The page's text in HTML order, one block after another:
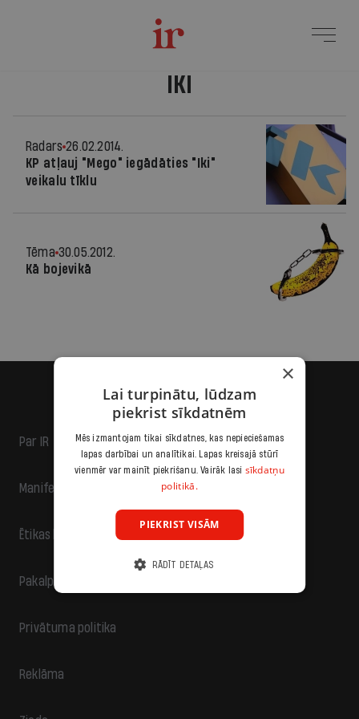
IKI
Radars 26.02.2014.
KP atļauj "Mego" iegādāties "Iki"
veikalu tīklu
Tēma 30.05.2012.
Kā bojevikā
Par IR
Manifests
Ētikas kodekss
Pakalpojumu sniegšanas noteikumi
Privātuma politika
Reklāma
×
Lai turpinātu, lūdzam
piekrist sīkdatnēm
Mēs izmantojam tikai sīkdatnes, kas nepieciešamas
lapas darbībai un analītikai. Lapas kreisajā stūrī
vienmēr var mainīt piekrišanu. Vairāk lasi sīkdatņu
politikā.
PIEKRIST VISĀM
RĀDĪT DETAĻAS